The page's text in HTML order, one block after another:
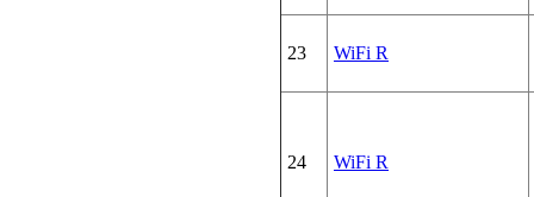
23 WiFi R
24 WiFi R